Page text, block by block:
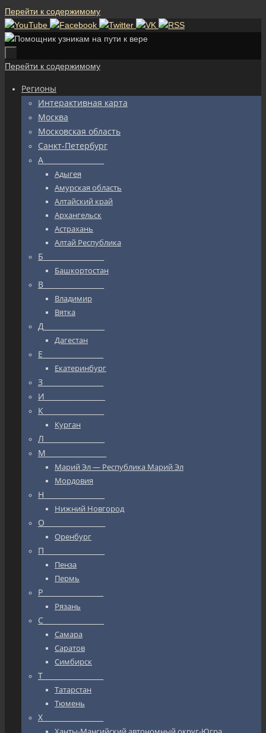
Перейти к содержимому
Перейти к содержимому
Регионы
Интерактивная карта
Москва
Московская область
Санкт-Петербург
А_________________
Адыгея
Амурская область
Алтайский край
Архангельск
Астрахань
Алтай Республика
Б_________________
Башкортостан
В_________________
Владимир
Вятка
Д_________________
Дагестан
Е_________________
Екатеринбург
З_________________
И_________________
К_________________
Курган
Л_________________
М_________________
Марий Эл — Республика Марий Эл
Мордовия
Н_________________
Нижний Новгород
О_________________
Оренбург
П_________________
Пенза
Пермь
Р_________________
Рязань
С_________________
Самара
Саратов
Симбирск
Т_________________
Татарстан
Тюмень
Х_________________